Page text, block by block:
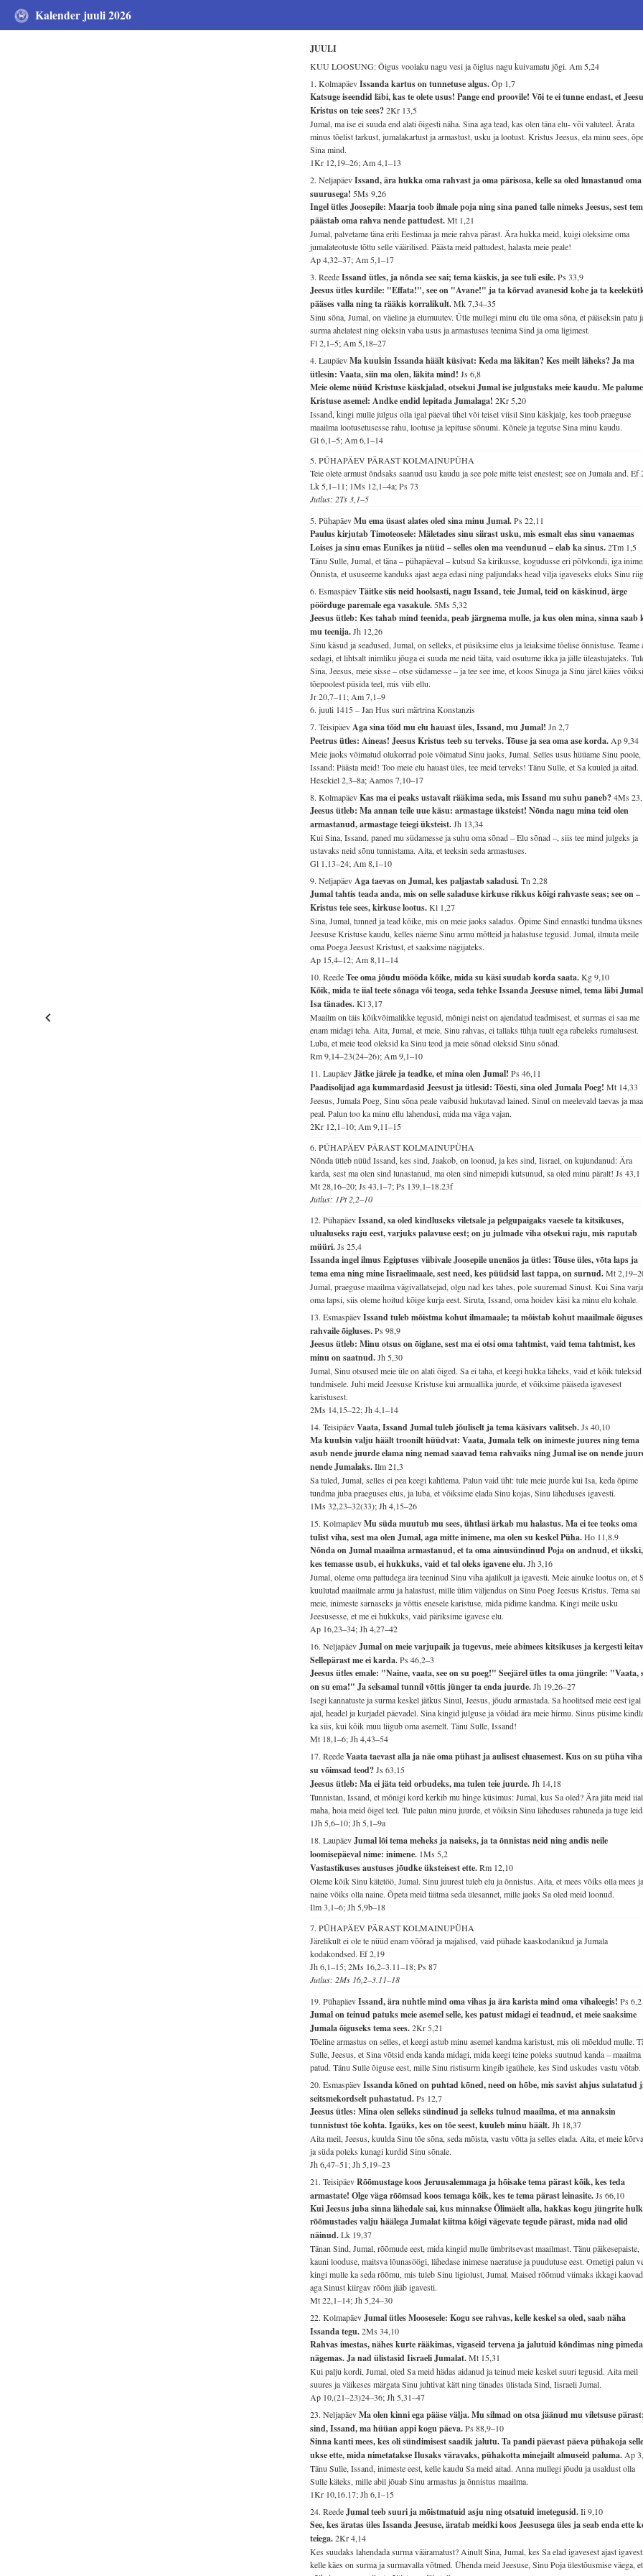
Kalender juuli 2026
JUULI
KUU LOOSUNG: Õigus voolaku nagu vesi ja õiglus nagu kuivamatu jõgi. Am 5,24
1. KolmapäevIssanda kartus on tunnetuse algus.Õp 1,7
Katsuge iseendid läbi, kas te olete usus! Pange end proovile! Või te ei tunne endast, et
Kristus on teie sees?2Kr 13,5
Jumal, ma ise ei suuda end alati õigesti näha. Sina aga tead, kas olen täna elu- või valuteel. Ärata
minus tõelist tarkust, jumalakartust ja armastust, usku ja lootust. Kristus Jeesus, ela minu sees,
Sina mind.
1Kr 12,19–26; Am 4,1–13
2. NeljapäevIssand, ära hukka oma rahvast ja oma pärisosa, kelle sa oled lunastanud oma
suurusega!5Ms 9,26
Ingel ütles Joosepile: Maarja toob ilmale poja ning sina paned talle nimeks Jeesus, sest
päästab oma rahva nende pattudest.Mt 1,21
Jumal, palvetame täna eriti Eestimaa ja meie rahva pärast. Ära hukka meid, kuigi oleksime oma
jumalateotuste tõttu selle väärilised. Päästa meid pattudest, halasta meie peale!
Ap 4,32–37; Am 5,1–17
3. ReedeIssand ütles, ja nõnda see sai; tema käskis, ja see tuli esile.Ps 33,9
Jeesus ütles kurdile: "Effata!", see on "Avane!" ja ta kõrvad avanesid kohe ja ta
pääses valla ning ta rääkis korralikult.Mk 7,34–35
Sinu sõna, Jumal, on väeline ja elumuutev. Ütle mullegi minu elu üle oma sõna, et pääseksin patu
surma ahelatest ning oleksin vaba usus ja armastuses teenima Sind ja oma ligimest.
Fl 2,1–5; Am 5,18–27
4. LaupäevMa kuulsin Issanda häält küsivat: Keda ma läkitan? Kes meilt läheks? Ja ma
ütlesin: Vaata, siin ma olen, läkita mind!Js 6,8
Meie oleme nüüd Kristuse käskjalad, otsekui Jumal ise julgustaks meie kaudu. Me palume
Kristuse asemel: Andke endid lepitada Jumalaga!2Kr 5,20
Issand, kingi mulle julgus olla igal päeval ühel või teisel viisil Sinu käskjalg, kes toob praeguse
maailma lootusetusesse rahu, lootuse ja lepituse sõnumi. Kõnele ja tegutse Sina minu kaudu.
Gl 6,1–5; Am 6,1–14
5. PÜHAPÄEV PÄRAST KOLMAINUPÜHA
Teie olete armust õndsaks saanud usu kaudu ja see pole mitte teist enestest; see on Jumala and.Ef
Lk 5,1–11; 1Ms 12,1–4a; Ps 73
Jutlus: 2Ts 3,1–5
5. PühapäevMu ema üsast alates oled sina minu Jumal.Ps 22,11
Paulus kirjutab Timoteosele: Mäletades sinu siirast usku, mis esmalt elas sinu vanaemas
Loises ja sinu emas Eunikes ja nüüd – selles olen ma veendunud – elab ka sinus.2Tm 1,5
Tänu Sulle, Jumal, et täna – pühapäeval – kutsud Sa kirikusse, kogudusse eri põlvkondi, iga
Õnnista, et ususeeme kanduks ajast aega edasi ning paljundaks head vilja igaveseks eluks Sinu
6. EsmaspäevTäitke siis neid hoolsasti, nagu Issand, teie Jumal, teid on käskinud, ärge
pöörduge paremale ega vasakule.5Ms 5,32
Jeesus ütleb: Kes tahab mind teenida, peab järgnema mulle, ja kus olen mina, sinna saab
mu teenija.Jh 12,26
Sinu käsud ja seadused, Jumal, on selleks, et püsiksime elus ja leiaksime tõelise õnnistuse. Teame
sedagi, et lihtsalt inimliku jõuga ei suuda me neid täita, vaid osutume ikka ja jälle üleastujateks.
Sina, Jeesus, meie sisse – otse südamesse – ja tee see ime, et koos Sinuga ja Sinu järel käies
tõepoolest püsida teel, mis viib ellu.
Jr 20,7–11; Am 7,1–9
6. juuli 1415 – Jan Hus suri märtrina Konstanzis
7. TeisipäevAga sina tõid mu elu hauast üles, Issand, mu Jumal!Jn 2,7
Peetrus ütles: Aineas! Jeesus Kristus teeb su terveks. Tõuse ja sea oma ase korda.Ap 9,34
Meie jaoks võimatud olukorrad pole võimatud Sinu jaoks, Jumal. Selles usus hüüame Sinu poole,
Issand: Päästa meid! Too meie elu hauast üles, tee meid terveks! Tänu Sulle, et Sa kuuled ja aitad.
Hesekiel 2,3–8a; Aamos 7,10–17
8. KolmapäevKas ma ei peaks ustavalt rääkima seda, mis Issand mu suhu paneb?4Ms
Jeesus ütleb: Ma annan teile uue käsu: armastage üksteist! Nõnda nagu mina teid olen
armastanud, armastage teiegi üksteist.Jh 13,34
Kui Sina, Issand, paned mu südamesse ja suhu oma sõnad – Elu sõnad –, siis tee mind julgeks ja
ustavaks neid sõnu tunnistama. Aita, et teeksin seda armastuses.
Gl 1,13–24; Am 8,1–10
9. NeljapäevAga taevas on Jumal, kes paljastab saladusi.Tn 2,28
Jumal tahtis teada anda, mis on selle saladuse kirkuse rikkus kõigi rahvaste seas; see on –
Kristus teie sees, kirkuse lootus.Kl 1,27
Sina, Jumal, tunned ja tead kõike, mis on meie jaoks saladus. Õpime Sind ennastki tundma üksnes
Jeesuse Kristuse kaudu, kelles näeme Sinu armu mõtteid ja halastuse tegusid. Jumal, ilmuta meile
oma Poega Jeesust Kristust, et saaksime nägijateks.
Ap 15,4–12; Am 8,11–14
10. ReedeTee oma jõudu mööda kõike, mida su käsi suudab korda saata.Kg 9,10
Kõik, mida te iial teete sõnaga või teoga, seda tehke Issanda Jeesuse nimel, tema läbi
Isa tänades.Kl 3,17
Maailm on täis kõikvõimalikke tegusid, mõnigi neist on ajendatud teadmisest, et surmas ei saa me
enam midagi teha. Aita, Jumal, et meie, Sinu rahvas, ei tallaks tühja tuult ega rabeleks rumalusest.
Luba, et meie teod oleksid ka Sinu teod ja meie sõnad oleksid Sinu sõnad.
Rm 9,14–23(24–26); Am 9,1–10
11. LaupäevJätke järele ja teadke, et mina olen Jumal!Ps 46,11
Paadisolijad aga kummardasid Jeesust ja ütlesid: Tõesti, sina oled Jumala Poeg!Mt 14,33
Jeesus, Jumala Poeg, Sinu sõna peale vaibusid hukutavad lained. Sinul on meelevald taevas ja maa
peal. Palun too ka minu ellu lahendusi, mida ma väga vajan.
2Kr 12,1–10; Am 9,11–15
6. PÜHAPÄEV PÄRAST KOLMAINUPÜHA
Nõnda ütleb nüüd Issand, kes sind, Jaakob, on loonud, ja kes sind, Iisrael, on kujundanud: Ära
karda, sest ma olen sind lunastanud, ma olen sind nimepidi kutsunud, sa oled minu päralt!Js 43,1
Mt 28,16–20; Js 43,1–7; Ps 139,1–18.23f
Jutlus: 1Pt 2,2–10
12. PühapäevIssand, sa oled kindluseks viletsale ja pelgupaigaks vaesele ta kitsikuses,
ulualuseks raju eest, varjuks palavuse eest; on ju julmade viha otsekui raju, mis raputab
müüri.Js 25,4
Issanda ingel ilmus Egiptuses viibivale Joosepile unenäos ja ütles: Tõuse üles, võta laps ja
tema ema ning mine Iisraelimaale, sest need, kes püüdsid last tappa, on surnud.Mt
Jumal, praeguse maailma vägivallatsejad, olgu nad kes tahes, pole suuremad Sinust. Kui Sina
oma lapsi, siis oleme hoitud kõige kurja eest. Siruta, Issand, oma hoidev käsi ka minu elu kohale.
13. EsmaspäevIssand tuleb mõistma kohut ilmamaale; ta mõistab kohut maailmale
rahvaile õigluses.Ps 98,9
Jeesus ütleb: Minu otsus on õiglane, sest ma ei otsi oma tahtmist, vaid tema tahtmist, kes
minu on saatnud.Jh 5,30
Jumal, Sinu otsused meie üle on alati õiged. Sa ei taha, et keegi hukka läheks, vaid et kõik
tundmisele. Juhi meid Jeesuse Kristuse kui armuallika juurde, et võiksime pääseda igavesest
karistusest.
2Ms 14,15–22; Jh 4,1–14
14. TeisipäevVaata, Issand Jumal tuleb jõuliselt ja tema käsivars valitseb.Js 40,10
Ma kuulsin valju häält troonilt hüüdvat: Vaata, Jumala telk on inimeste juures ning tema
asub nende juurde elama ning nemad saavad tema rahvaiks ning Jumal ise on nende
nende Jumalaks.Ilm 21,3
Sa tuled, Jumal, selles ei pea keegi kahtlema. Palun vaid üht: tule meie juurde kui Isa, keda õpime
tundma juba praeguses elus, ja luba, et võiksime elada Sinu kojas, Sinu läheduses igavesti.
1Ms 32,23–32(33); Jh 4,15–26
15. KolmapäevMu süda muutub mu sees, ühtlasi ärkab mu halastus. Ma ei tee teoks oma
tulist viha, sest ma olen Jumal, aga mitte inimene, ma olen su keskel Püha.Ho 11,8.9
Nõnda on Jumal maailma armastanud, et ta oma ainusündinud Poja on andnud, et ükski,
kes temasse usub, ei hukkuks, vaid et tal oleks igavene elu.Jh 3,16
Jumal, oleme oma pattudega ära teeninud Sinu viha ajalikult ja igavesti. Meie ainuke lootus on, et
kuulutad maailmale armu ja halastust, mille ülim väljendus on Sinu Poeg Jeesus Kristus. Tema sai
meie, inimeste sarnaseks ja võttis enesele karistuse, mida pidime kandma. Kingi meile usku
Jeesusesse, et me ei hukkuks, vaid päriksime igavese elu.
Ap 16,23–34; Jh 4,27–42
16. NeljapäevJumal on meie varjupaik ja tugevus, meie abimees kitsikuses ja kergesti
Sellepärast me ei karda.Ps 46,2–3
Jeesus ütles emale: "Naine, vaata, see on su poeg!" Seejärel ütles ta oma jüngrile: "Vaata,
on su ema!" Ja selsamal tunnil võttis jünger ta enda juurde.Jh 19,26–27
Isegi kannatuste ja surma keskel jätkus Sinul, Jeesus, jõudu armastada. Sa hoolitsed meie eest igal
ajal, headel ja kurjadel päevadel. Sina kingid julguse ja võidad ära meie hirmu. Sinus püsime
ka siis, kui kõik muu liigub oma asemelt. Tänu Sulle, Issand!
Mt 18,1–6; Jh 4,43–54
17. ReedeVaata taevast alla ja näe oma pühast ja aulisest eluasemest. Kus on su püha
su võimsad teod?Js 63,15
Jeesus ütleb: Ma ei jäta teid orbudeks, ma tulen teie juurde.Jh 14,18
Tunnistan, Issand, et mõnigi kord kerkib mu hinge küsimus: Jumal, kus Sa oled? Ära jäta meid
maha, hoia meid õigel teel. Tule palun minu juurde, et võiksin Sinu läheduses rahuneda ja tuge
1Jh 5,6–10; Jh 5,1–9a
18. LaupäevJumal lõi tema meheks ja naiseks, ja ta õnnistas neid ning andis neile
loomisepäeval nime: inimene. 1Ms 5,2
Vastastikuses austuses jõudke üksteisest ette.Rm 12,10
Oleme kõik Sinu kätetöö, Jumal. Sinu juurest tuleb elu ja õnnistus. Aita, et mees võiks olla mees
naine võiks olla naine. Õpeta meid täitma seda ülesannet, mille jaoks Sa oled meid loonud.
Ilm 3,1–6; Jh 5,9b–18
7. PÜHAPÄEV PÄRAST KOLMAINUPÜHA
Järelikult ei ole te nüüd enam võõrad ja majalised, vaid pühade kaaskodanikud ja Jumala
kodakondsed.Ef 2,19
Jh 6,1–15; 2Ms 16,2–3.11–18; Ps 87
Jutlus: 2Ms 16,2–3.11–18
19. PühapäevIssand, ära nuhtle mind oma vihas ja ära karista mind oma vihaleegis!Ps 6,2
Jumal on teinud patuks meie asemel selle, kes patust midagi ei teadnud, et meie saaksime
Jumala õiguseks tema sees.2Kr 5,21
Tõeline armastus on selles, et keegi astub minu asemel kandma karistust, mis oli mõeldud mulle.
Sulle, Jeesus, et Sina võtsid enda kanda midagi, mida keegi teine poleks suutnud kanda – maailma
patud. Tänu Sulle õiguse eest, mille Sinu ristisurm kingib igaühele, kes Sind uskudes vastu võtab.
20. EsmaspäevIssanda kõned on puhtad kõned, need on hõbe, mis savist ahjus sulatatud
seitsmekordselt puhastatud.Ps 12,7
Jeesus ütles: Mina olen selleks sündinud ja selleks tulnud maailma, et ma annaksin
tunnistust tõe kohta. Igaüks, kes on tõe seest, kuuleb minu häält.Jh 18,37
Aita meil, Jeesus, kuulda Sinu tõe sõna, seda mõista, vastu võtta ja selles elada. Aita, et meie
ja süda poleks kunagi kurdid Sinu sõnale.
Jh 6,47–51; Jh 5,19–23
21. TeisipäevRõõmustage koos Jeruusalemmaga ja hõisake tema pärast kõik, kes teda
armastate! Olge väga rõõmsad koos temaga kõik, kes te tema pärast leinasite.Js 66,10
Kui Jeesus juba sinna lähedale sai, kus minnakse Õlimäelt alla, hakkas kogu jüngrite hulk
rõõmustades valju häälega Jumalat kiitma kõigi vägevate tegude pärast, mida nad olid
näinud.Lk 19,37
Tänan Sind, Jumal, rõõmude eest, mida kingid mulle ümbritsevast maailmast. Tänu päikesepaiste,
kauni looduse, maitsva lõunasöögi, lähedase inimese naeratuse ja puudutuse eest. Ometigi palun
kingi mulle ka seda rõõmu, mis tuleb Sinu ligiolust, Jumal. Maised rõõmud viimaks ikkagi
aga Sinust kiirgav rõõm jääb igavesti.
Mt 22,1–14; Jh 5,24–30
22. KolmapäevJumal ütles Moosesele: Kogu see rahvas, kelle keskel sa oled, saab näha
Issanda tegu.2Ms 34,10
Rahvas imestas, nähes kurte rääkimas, vigaseid tervena ja jalutuid kõndimas ning
nägemas. Ja nad ülistasid Iisraeli Jumalat.Mt 15,31
Kui palju kordi, Jumal, oled Sa meid hädas aidanud ja teinud meie keskel suuri tegusid. Aita meil
suures ja väikeses märgata Sinu juhtivat kätt ning tänades ülistada Sind, Iisraeli Jumal.
Ap 10,(21–23)24–36; Jh 5,31–47
23. NeljapäevMa olen kinni ega pääse välja. Mu silmad on otsa jäänud mu viletsuse pärast;
sind, Issand, ma hüüan appi kogu päeva.Ps 88,9–10
Sinna kanti mees, kes oli sündimisest saadik jalutu. Ta pandi päevast päeva pühakoja selle
ukse ette, mida nimetatakse Ilusaks väravaks, pühakotta minejailt almuseid paluma.Ap
Tänu Sulle, Issand, inimeste eest, kelle kaudu Sa meid aitad. Anna mullegi jõudu ja usaldust olla
Sulle käteks, mille abil jõuab Sinu armastus ja õnnistus maailma.
1Kr 10,16.17; Jh 6,1–15
24. ReedeJumal teeb suuri ja mõistmatuid asju ning otsatuid imetegusid.Ii 9,10
See, kes äratas üles Issanda Jeesuse, äratab meidki koos Jeesusega üles ja seab enda ette
teiega.2Kr 4,14
Kes suudaks lahendada surma vääramatust? Ainult Sina, Jumal, kes Sa elad igavesest ajast
kelle käes on surma ja surmavalla võtmed. Ühenda meid Jeesuse, Sinu Poja ülestõusmise väega, et